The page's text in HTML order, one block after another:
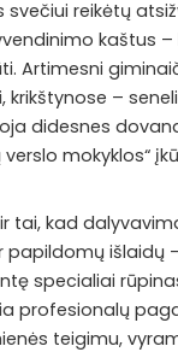
reikėtų
kaštus
Artimesni
krikštynose –
didesnes
mokyklos“
tai, kad
papildomų išlaidų
specialiai
profesionalų
teigimu,